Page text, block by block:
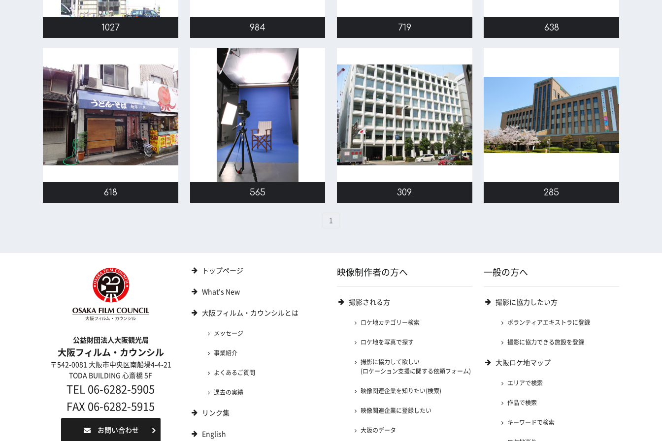
1027 984 719 638
618 565 309 285
1
公益財団法人大阪観光局
大阪フィルム・カウンシル
〒542-0081 大阪市中央区南船場4-4-21
TODA BUILDING 心斎橋 5F
TEL 06-6282-5905
FAX 06-6282-5915
お問い合わせ
トップページ
What's New
大阪フィルム・カウンシルとは
メッセージ
事業紹介
よくあるご質問
過去の実績
リンク集
English
映像制作者の方へ
撮影される方
ロケ地カテゴリー検索
ロケ地を写真で探す
撮影に協力して欲しい
(ロケーション支援に関する依頼フォーム)
映像関連企業を知りたい(検索)
映像関連企業に登録したい
大阪のデータ
一般の方へ
撮影に協力したい方
ボランティアエキストラに登録
撮影に協力できる施設を登録
大阪ロケ地マップ
エリアで検索
作品で検索
キーワードで検索